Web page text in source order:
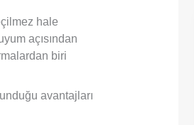
hale
açısından
biri
avantajları